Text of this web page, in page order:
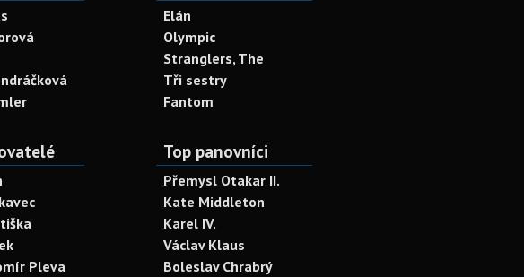
Elán
Olympic
Stranglers, The
Tři sestry
Fantom
Pleva
Top panovníci
Přemysl Otakar II.
Kate Middleton
Karel IV.
Václav Klaus
Boleslav Chrabrý